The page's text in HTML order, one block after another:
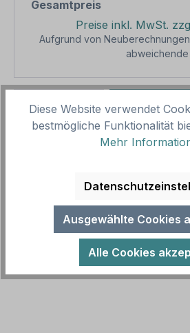
Gesamtpreis
Preise inkl. MwSt.
Aufgrund von
1 In den
Produktnummer:SH14011
Hinweisschild Grillplatz - Bitte
Platz sauber und hinterlassen
vorgefunden haben als Komb…
Diese Website verwendet
bestmögliche Funktionalität
Mehr
Ausgewählte Cookies
Alle Cookies